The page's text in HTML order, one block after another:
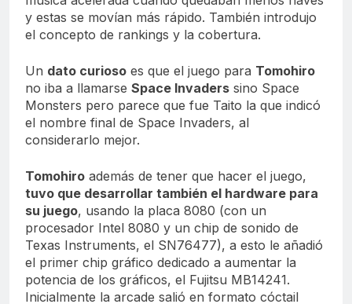
y estas se movían más rápido. También introdujo
el concepto de rankings y la cobertura.
Un dato curioso es que el juego para Tomohiro
no iba a llamarse Space Invaders sino Space
Monsters pero parece que fue Taito la que indicó
el nombre final de Space Invaders, al
considerarlo mejor.
Tomohiro además de tener que hacer el juego,
tuvo que desarrollar también el hardware para
su juego, usando la placa 8080 (con un
procesador Intel 8080 y un chip de sonido de
Texas Instruments, el SN76477), a esto le añadió
el primer chip gráfico dedicado a aumentar la
potencia de los gráficos, el Fujitsu MB14241.
Inicialmente la arcade salió en formato cóctail